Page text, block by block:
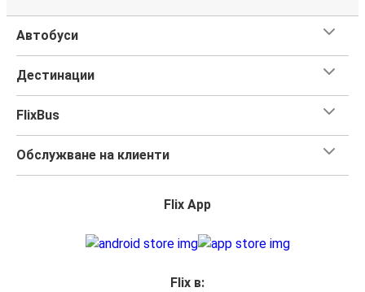
Автобуси
Дестинации
FlixBus
Обслужване на клиенти
Flix App
Flix в: